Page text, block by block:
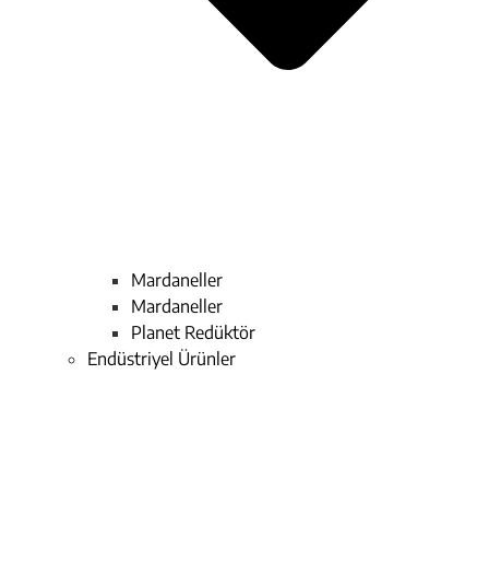
Mardaneller
Mardaneller
Planet Redüktör
Endüstriyel Ürünler